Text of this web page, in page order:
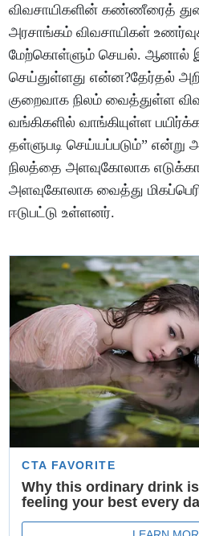
விவசாயிகளின் கண்ணீரைத்
அரசாங்கம் விவசாயிகள்
மேற்கொள்ளும் செயல். ஆனால்
செய்துள்ளது என்ன?தேர்தல்
குறைவாக நிலம் வைத்துள்ள
வங்கிகளில் வாங்கியுள்ள
தள்ளுபடி செய்யப்படும்” என்று
நிலத்தை அளவுகோலாக
அளவுகோலாக வைத்து
ஈடுபட்டு உள்ளனர்.